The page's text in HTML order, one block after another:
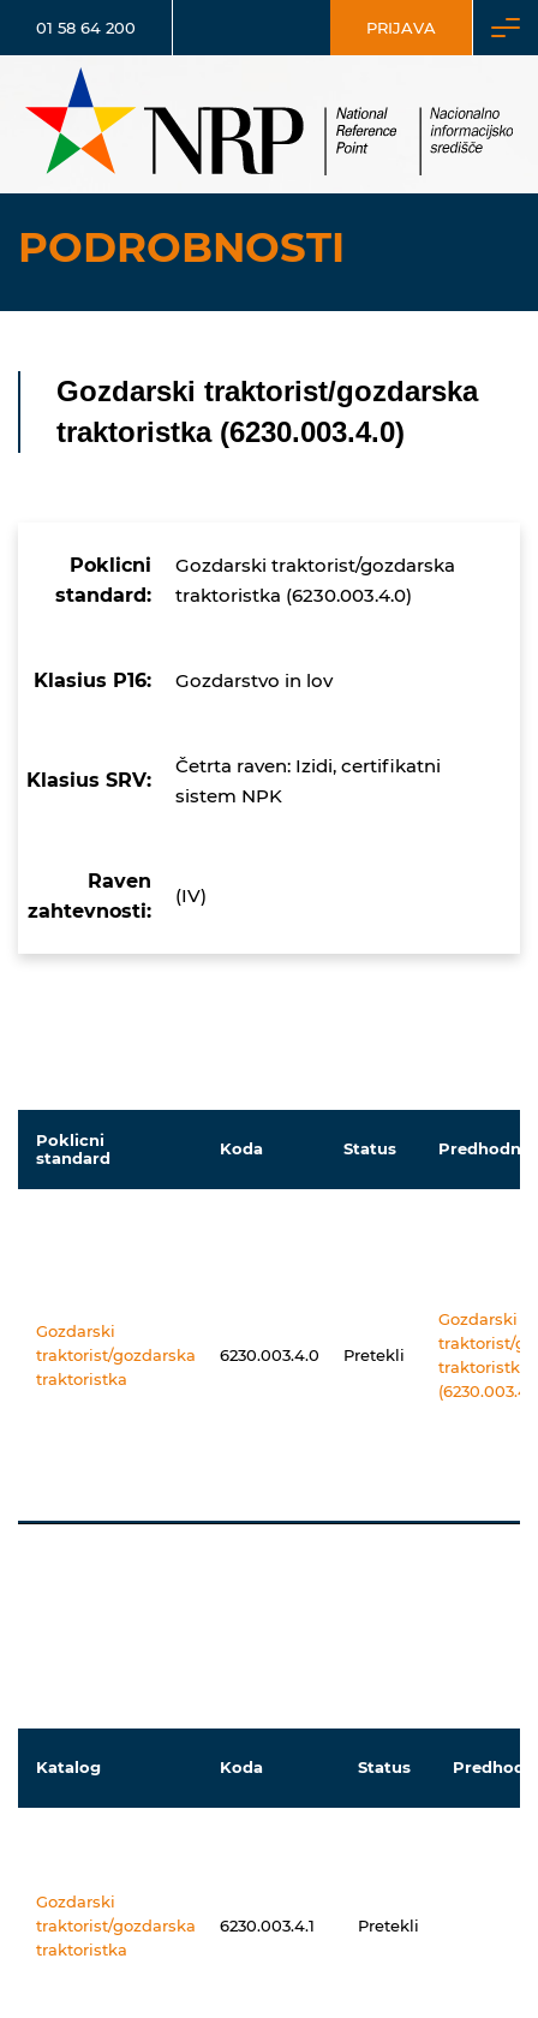
01 58 64 200 PRIJAVA
PODROBNOSTI
Gozdarski traktorist/gozdarska
traktoristka (6230.003.4.0)
Poklicni
standard:
Gozdarski traktorist/gozdarska
traktoristka (6230.003.4.0)
Klasius P16: Gozdarstvo in lov
Klasius SRV:
Četrta raven: Izidi, certifikatni
sistem NPK
Raven
zahtevnosti:
(IV)
Poklicni
standard
Koda Status
Gozdarski
traktorist/gozdarska
traktoristka
6230.003.4.0 Pretekli
Gozdarski
traktorist/
traktoristka
Katalog Koda Status
Gozdarski
traktorist/gozdarska
traktoristka
6230.003.4.1 Pretekli